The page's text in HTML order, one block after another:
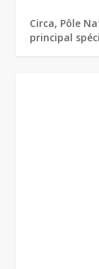
Circa, Pôle
principal